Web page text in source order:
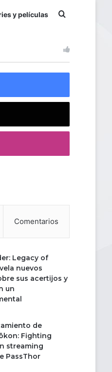
y películas
Comentarios
Legacy of
nuevos
sus acertijos y
un
de
Fighting
streaming
PassThor